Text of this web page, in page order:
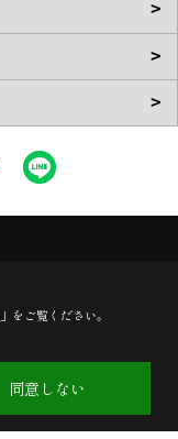
」をご覧ください。
同意しない